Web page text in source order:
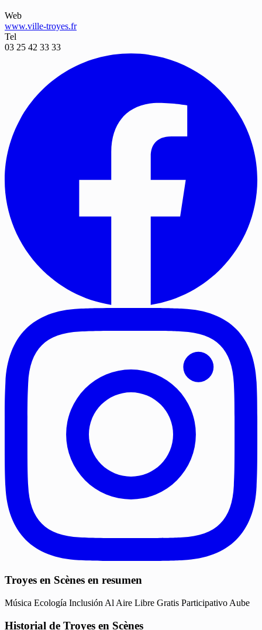
Web
www.ville-troyes.fr
Tel
03 25 42 33 33
Troyes en Scènes en resumen
Música Ecología Inclusión Al Aire Libre Gratis Participativo Aube
Historial de Troyes en Scènes